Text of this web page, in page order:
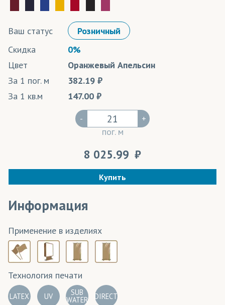
Ваш статус
Розничный
Скидка
0%
Цвет
Оранжевый Апельсин
За 1 пог. м
382.19
За 1 кв.м
147.00
-
пог. м
+
8 025.99
Купить
Информация
Применение в изделиях
Технология печати
LATEX UV SUB
WATER DIRECT